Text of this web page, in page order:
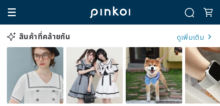
สินค้าที่คล้ายกัน ดูเพิ่มเติม